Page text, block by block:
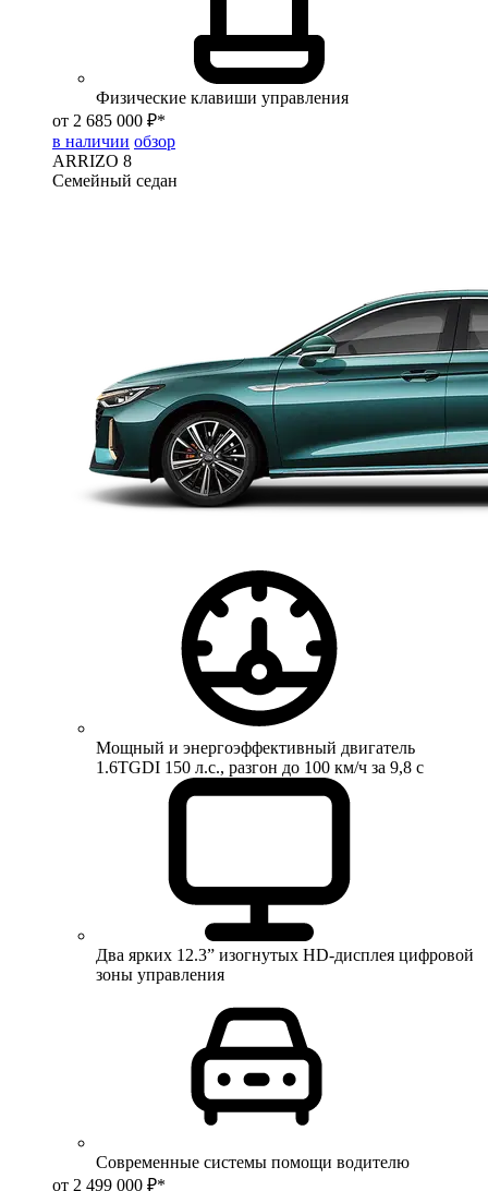
Физические клавиши управления
от 2 685 000 ₽*
в наличии обзор
ARRIZO 8
Семейный седан
Мощный и энергоэффективный двигатель
1.6TGDI 150 л.с., разгон до 100 км/ч за 9,8 с
Два ярких 12.3” изогнутых HD-дисплея цифровой
зоны управления
Современные системы помощи водителю
от 2 499 000 ₽*